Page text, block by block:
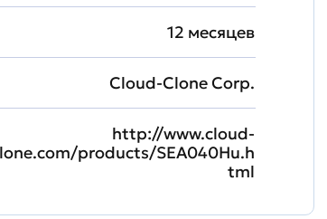
12 месяцев
Cloud-Clone Corp.
http://www.cloud-
products/SEA040Hu.h
tml